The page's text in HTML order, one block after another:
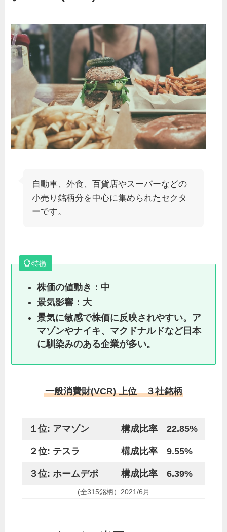
自動車、外食、百貨店やスーパーなどの
小売り銘柄分を中心に集められたセクタ
ーです。
特徴
株価の値動き：中
景気影響：大
景気に敏感で株価に反映されやすい。ア
マゾンやナイキ、マクドナルドなど日本
に馴染みのある企業が多い。
一般消費財(VCR) 上位 ３社銘柄
１位: アマゾン 構成比率 22.85%
２位: テスラ 構成比率 9.55%
３位: ホームデポ 構成比率 6.39%
(全315銘柄）2021/6月